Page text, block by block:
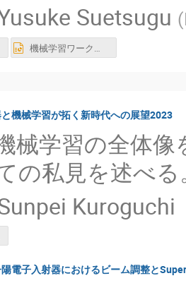
Suetsugu (
機械学習ワークショップ_末次.pptx
機械学習が拓く新時代への展望2023
械学習の全体
の私見を述べる
Kuroguchi
電子入射器におけるビーム調整と